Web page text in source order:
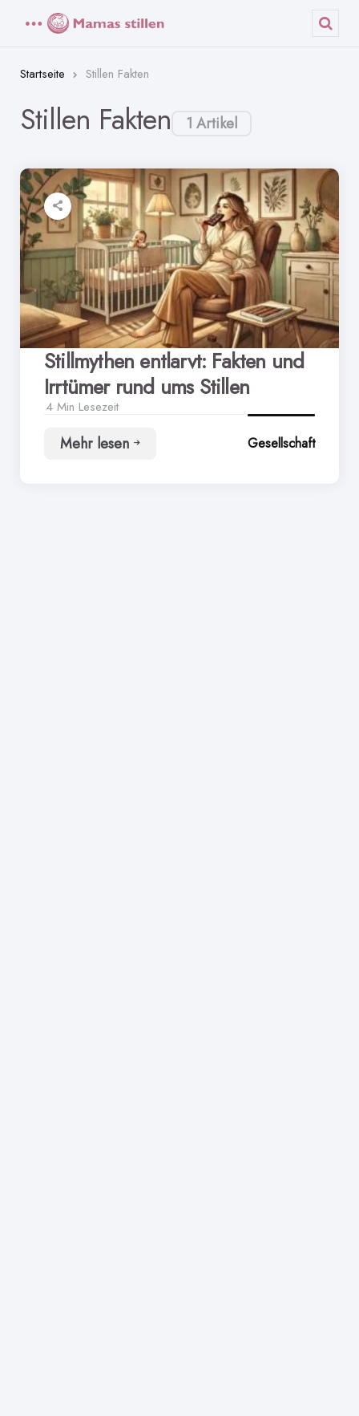
Startseite Stillen Fakten
1 Artikel
Stillen Fakten
Stillmythen entlarvt: Fakten und
Irrtümer rund ums Stillen
4 Min Lesezeit
Mehr lesen
Stillmythen Gesellschaft